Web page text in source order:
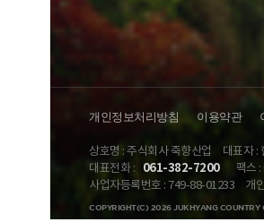
개인정보처리방침 이용약관
상호명 : 주식회사 죽향산업
대표자 :
대표전화 :
061-382-7200
팩스
사업자등록번호 : 749-88-01233
개
COPYRIGHT(C) 2026 JUKHYANG COUNTRY